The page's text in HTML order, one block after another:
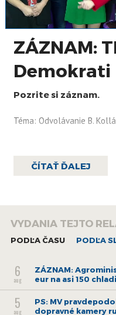
ZÁZNAM:
Demokrati
Pozrite si záznam.
Téma: Odvolávanie B.
ČÍTAŤ ĎALEJ
VYDANIA TEJTO
PODĽA ČASU PODĽA
6
aug
ZÁZNAM:
eur na asi 150
5
aug
PS: MV
dopravné kamery